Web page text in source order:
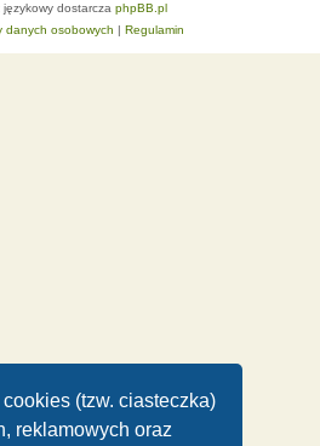
(tzw. ciasteczka)
reklamowych oraz
dostarcza phpBB.pl
danych osobowych | Regulamin